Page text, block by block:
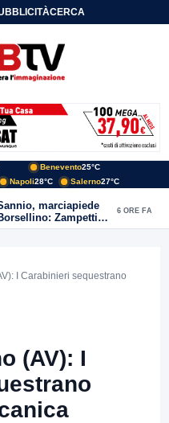
CERCA
Benevento25°C
Napoli28°C Salerno27°C
marciapiede
Zampetti e
alle polemiche
6 ORE FA
I Carabinieri sequestrano
(AV): I